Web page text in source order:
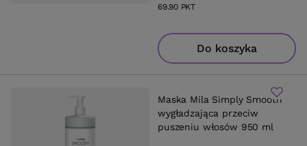
69.90PKTpunktów
Do koszyka
Maska Mila Simply Smooth
wygładzająca przeciw
puszeniu włosów 950 ml